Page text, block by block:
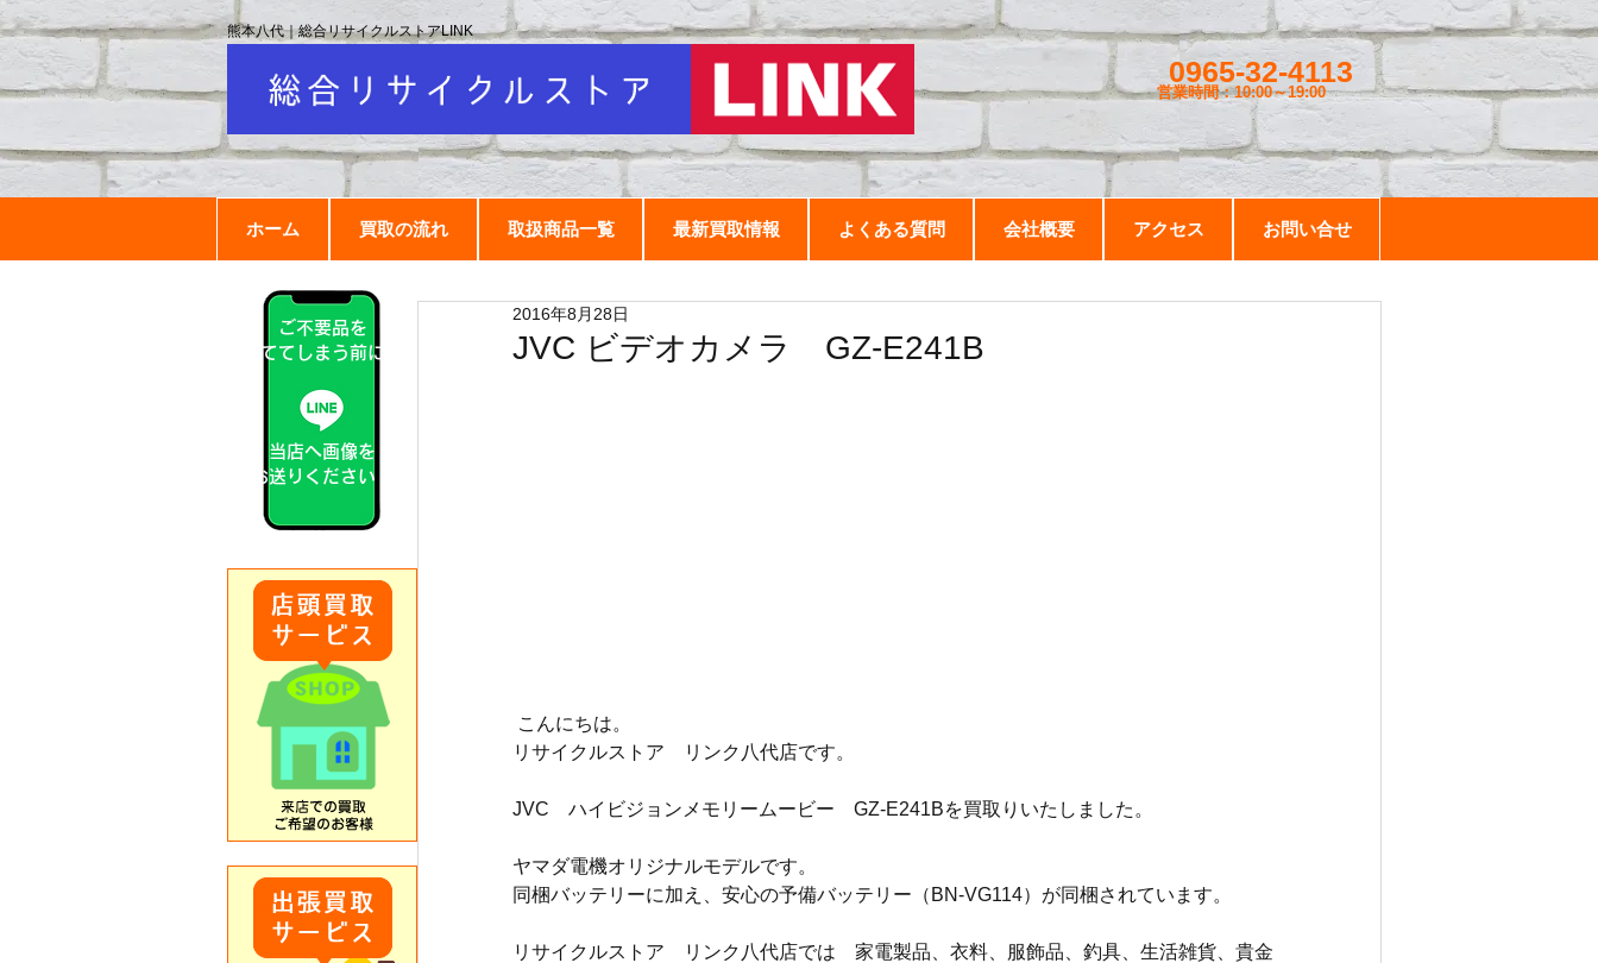
0965-32-4113
営業時間：10:00～19:00
ホーム 買取の流れ 取扱商品一覧 最新買取情報 よくある質問 会社概要 アクセス お問い合せ
熊本八代｜総合リサイクルストアLINK
JVC ビデオカメラ GZ-E241B
2016年8月28日
こんにちは。
リサイクルストア　リンク八代店です。
JVC　ハイビジョンメモリームービー　GZ-E241Bを買取りいたしました。
ヤマダ電機オリジナルモデルです。
同梱バッテリーに加え、安心の予備バッテリー（BN-VG114）が同梱されています。
リサイクルストア　リンク八代店では　家電製品、衣料、服飾品、釣具、生活雑貨、貴金
ご不要品を
捨ててしまう前に！
当店へ画像を
お送りください！